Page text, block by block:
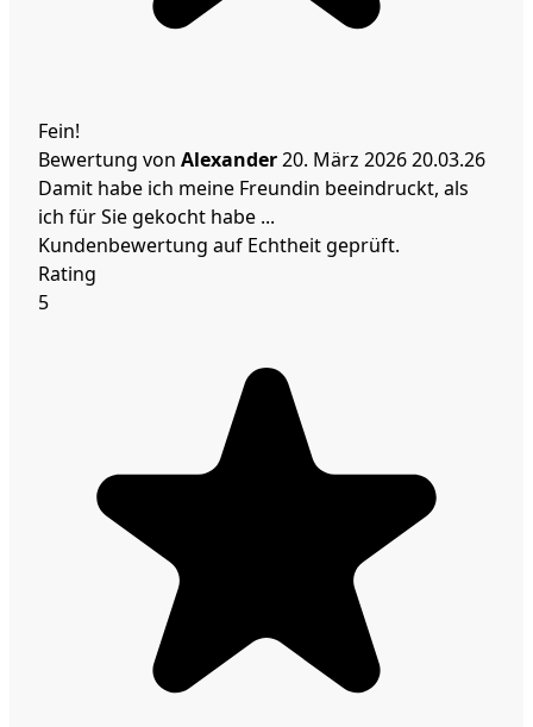
Fein!
Bewertung von Alexander20. März 202620.03.26
Damit habe ich meine Freundin beeindruckt, als
ich für Sie gekocht habe ...
Kundenbewertung auf Echtheit geprüft.
Rating
5